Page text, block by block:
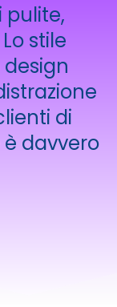
pulite,
stile
di
davvero